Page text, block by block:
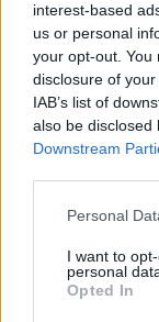
interest-based
us or personal
your opt-out. You
disclosure of
IAB’s list of
also be disclosed
Downstream
Personal
I want to
personal
Opted In
ALTRE